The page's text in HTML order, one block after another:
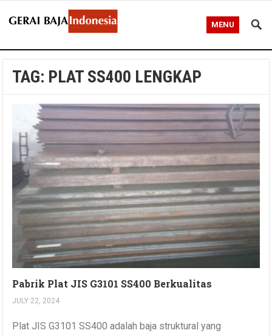
MENU
TAG: PLAT SS400 LENGKAP
Pabrik Plat JIS G3101 SS400 Berkualitas
JULY 22, 2024
Plat JIS G3101 SS400 adalah baja struktural yang